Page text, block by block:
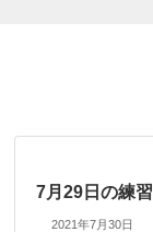
7月29日の練習
2021年7月30日